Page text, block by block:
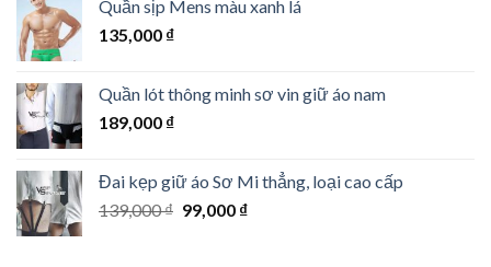
180,000 ₫.là:
Quần sịp Mens màu xanh lá
135,000 ₫
Quần lót thông minh sơ vin giữ áo nam
189,000 ₫
Đai kẹp giữ áo Sơ Mi thẳng, loại cao cấp
139,000₫ Giá
99,000 ₫Giá